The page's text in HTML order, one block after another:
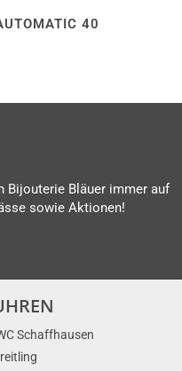
40
Bijouterie Bläuer immer auf
sowie Aktionen!
Schaffhausen